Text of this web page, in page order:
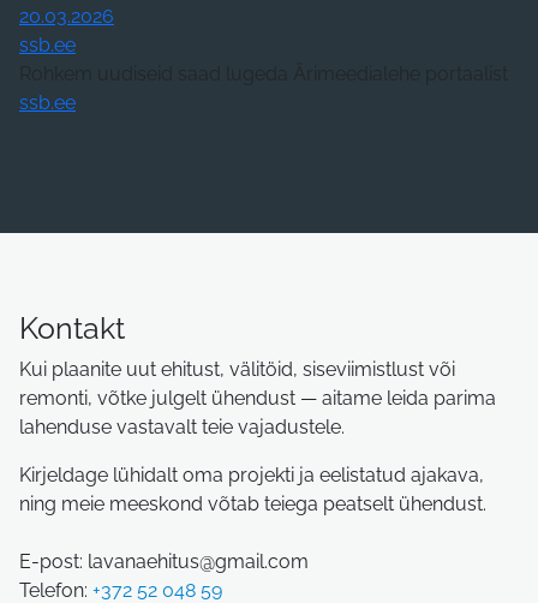
20.03.2026
ssb.ee
ssb.ee
Kontakt
Kui plaanite uut ehitust, välitöid, siseviimistlust või
remonti, võtke julgelt ühendust — aitame leida parima
lahenduse vastavalt teie vajadustele.
Kirjeldage lühidalt oma projekti ja eelistatud ajakava,
ning meie meeskond võtab teiega peatselt ühendust.
E-post: lavanaehitus@gmail.com
Telefon: +372 52 048 59